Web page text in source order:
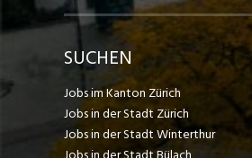
SUCHEN
Jobs im Kanton Zürich
Jobs in der Stadt Zürich
Jobs in der Stadt Winterthur